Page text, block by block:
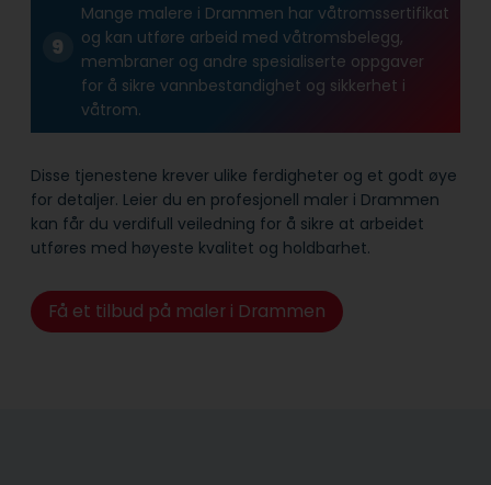
Mange malere i Drammen har våtroms­sertifikat
og kan utføre arbeid med våtroms­belegg,
membraner og andre spesialiserte oppgaver
for å sikre vann­bestandighet og sikkerhet i
våtrom.
Disse tjenestene krever ulike ferdigheter og et godt øye
for detaljer. Leier du en profesjonell maler i Drammen
kan får du verdifull veiledning for å sikre at arbeidet
utføres med høyeste kvalitet og holdbarhet.
Få et tilbud på maler i Drammen